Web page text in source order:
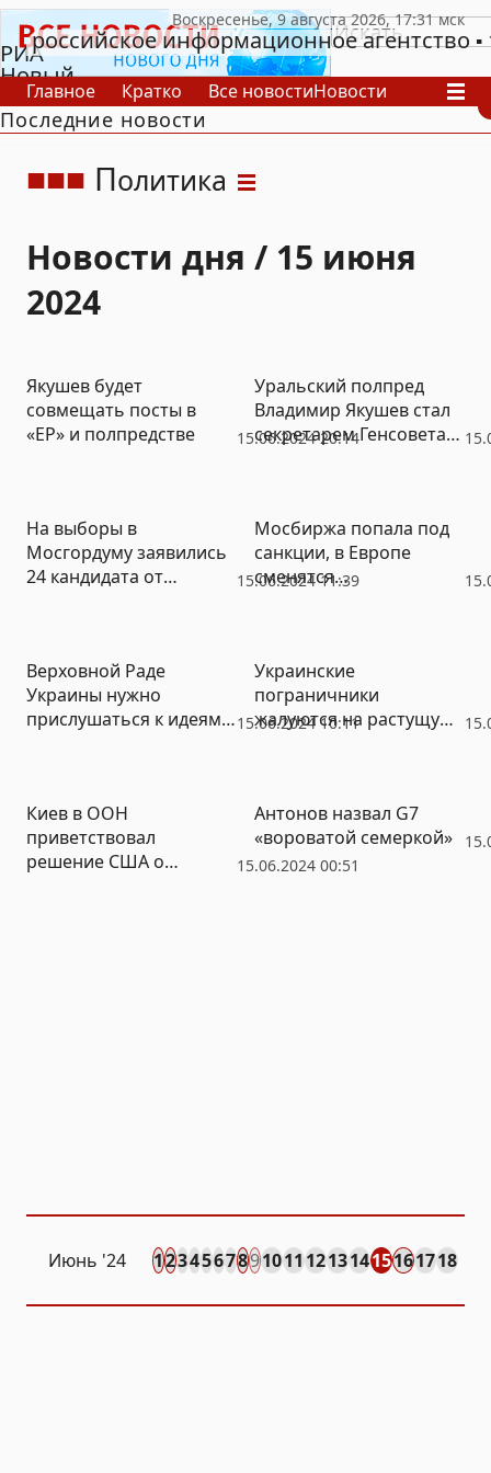
РИА
Новый
День
российское информационное агентство
Главное Кратко Все новостиНовости
В России
В мире
Последние новости
Политика
Новости дня / 15 июня
2024
15.06.2024 20:14
Якушев будет
совмещать посты в
«ЕР» и полпредстве
Уральский полпред
Владимир Якушев стал
секретарем Генсовета
15.06.2024 11:39
На выборы в
Мосгордуму заявились
24 кандидата от
Мосбиржа попала под
санкции, в Европе
сменятся
итоги недели от РИА
«Новый День»
15.06.2024 10:11
Верховной Раде
Украины нужно
прислушаться к идеям
Украинские
пограничники
жалуются на растущую
15.06.2024 00:51
Киев в ООН
приветствовал
решение США о
Антонов назвал G7
«вороватой семеркой»
Июнь '24 123456789101112131415161718